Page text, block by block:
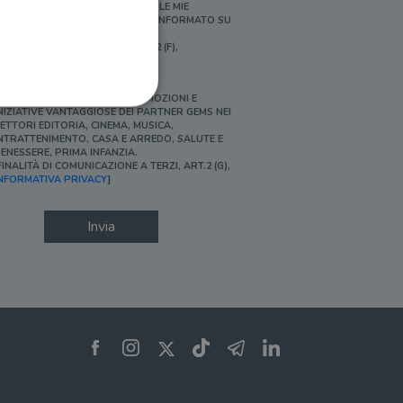
PERSONALIZZATE E IN LINEA CON LE MIE
ABITUDINI DI ACQUISTO, ESSERE INFORMATO SU
[FINALITÀ DI PROFILAZIONE, ART.2 (F),
SÌ, DESIDERO ACCEDERE A PROMOZIONI E
VANTAGGIOSE DEI PARTNER GEMS NEI
EDITORIA, CINEMA, MUSICA,
CASA E ARREDO, SALUTE E
PRIMA INFANZIA.
DI COMUNICAZIONE A TERZI, ART.2 (G),
PRIVACY]
Invia
dell'account. Il sito
per il dominio corrente.